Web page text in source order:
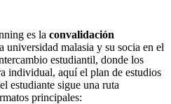
es la convalidación
universidad malasia y su socia en el
estudiantil, donde los
individual, aquí el plan de estudios
estudiante sigue una ruta
principales: